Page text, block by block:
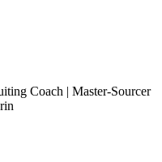
Coach | Master-Sourcer